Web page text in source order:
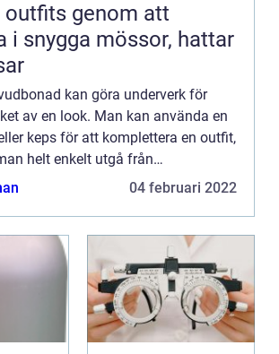
outfits genom att
i snygga mössor, hattar
kan göra underverk för
av en look. Man kan använda en
keps för att komplettera en outfit,
helt enkelt utgå från
och välja plagg och accessoarer
04 februari 2022